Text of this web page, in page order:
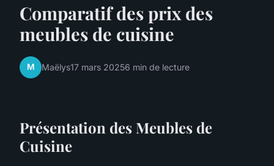
Comparatif des prix des
meubles de cuisine
M Maëlys17 mars 20256 min de lecture
Présentation des Meubles de
Cuisine